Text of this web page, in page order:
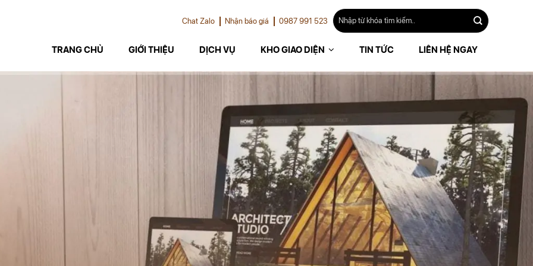
Chat Zalo Nhận báo giá 0987 991 523
TRANG CHỦ GIỚI THIỆU DỊCH VỤ KHO GIAO DIỆN TIN TỨC LIÊN HỆ NGAY
Thiết kế chuyên nghiệp